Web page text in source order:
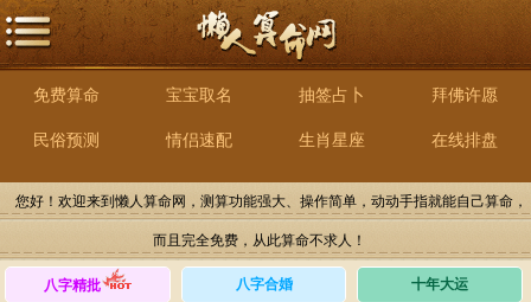
免费算命 宝宝取名 抽签占卜 拜佛许愿
民俗预测 情侣速配 生肖星座 在线排盘
您好！欢迎来到懒人算命网，测算功能强大、操作简单，动动手指就能自己算命，
而且完全免费，从此算命不求人！
八字精批 八字合婚 十年大运